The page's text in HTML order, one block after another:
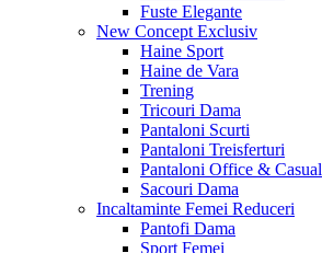
Fuste Elegante
New Concept Exclusiv
Haine Sport
Haine de Vara
Trening
Tricouri Dama
Pantaloni Scurti
Pantaloni Treisferturi
Pantaloni Office & Casual
Sacouri Dama
Incaltaminte Femei Reduceri
Pantofi Dama
Sport Femei